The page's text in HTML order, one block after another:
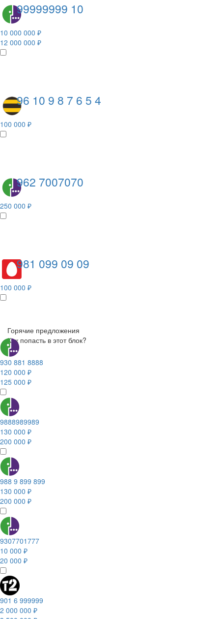
99999999 10
10 000 000 ₽
12 000 000 ₽
96 10 9 8 7 6 5 4
100 000 ₽
962 7007070
250 000 ₽
981 099 09 09
100 000 ₽
Горячие предложения
Как попасть в этот блок?
930 881 8888
120 000 ₽
125 000 ₽
9888989989
130 000 ₽
200 000 ₽
988 9 899 899
130 000 ₽
200 000 ₽
9307701777
10 000 ₽
20 000 ₽
901 6 999999
2 000 000 ₽